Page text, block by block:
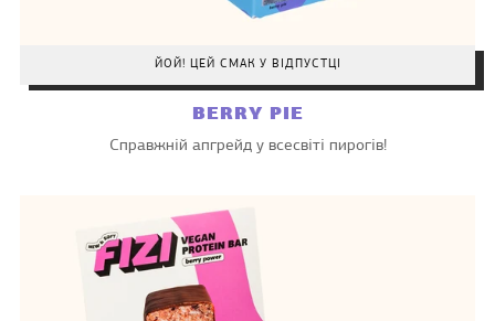
ЙОЙ! ЦЕЙ СМАК У ВІДПУСТЦІ
BERRY PIE
Справжній апгрейд у всесвіті пирогів!